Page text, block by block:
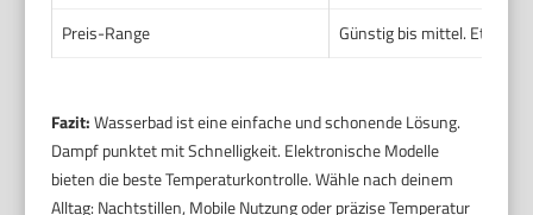
Preis-Range
Günstig bis mittel. Etwa
Fazit:Wasserbad ist eine einfache und schonende Lösung.
Dampf punktet mit Schnelligkeit. Elektronische Modelle
bieten die beste Temperaturkontrolle. Wähle nach deinem
Alltag: Nachtstillen, Mobile Nutzung oder präzise Temperatur